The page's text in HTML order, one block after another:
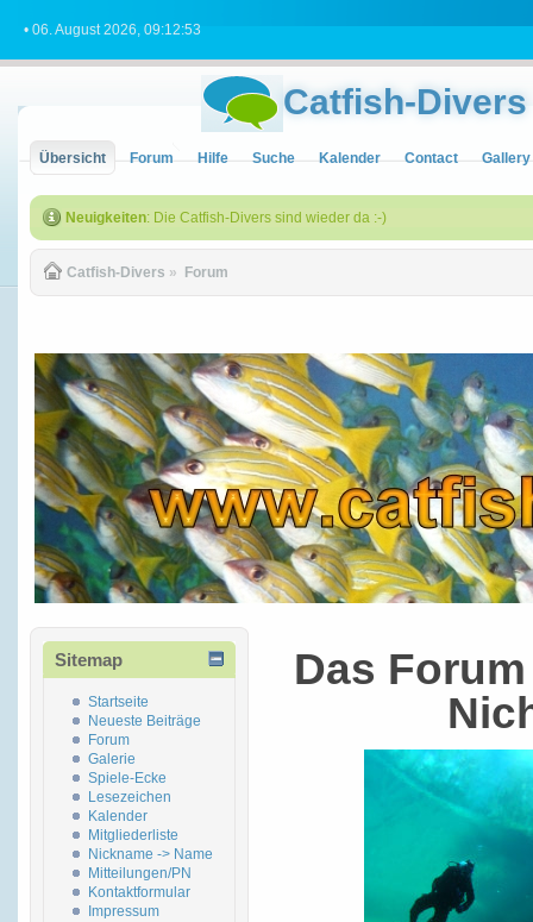
• 06. August 2026, 09:12:53
Catfish-Divers
Übersicht Forum Hilfe Suche Kalender Contact Gallery
Neuigkeiten: Die Catfish-Divers sind wieder da :-)
Catfish-Divers » Forum
Sitemap
Startseite
Neueste Beiträge
Forum
Galerie
Spiele-Ecke
Lesezeichen
Kalender
Mitgliederliste
Nickname -> Name
Mitteilungen/PN
Kontaktformular
Impressum
Das